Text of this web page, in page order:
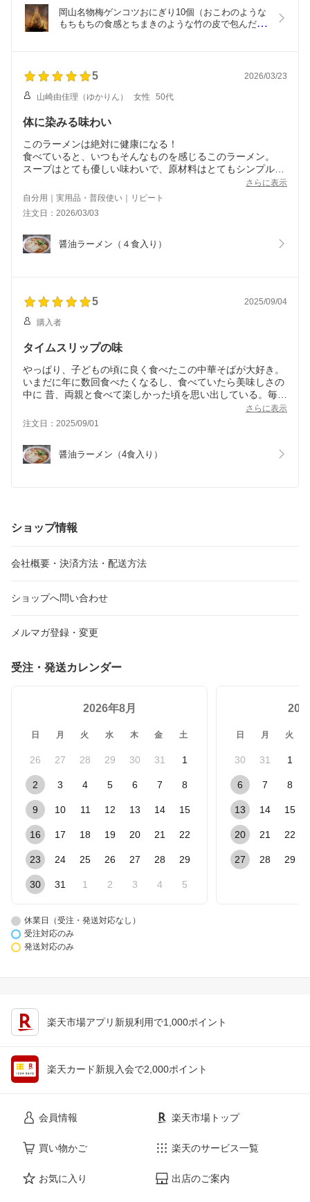
岡山名物梅ゲンコツおにぎり10個（おこわのような
もちもちの食感とちまきのような竹の皮で包んだお
5 2026/03/23
山崎由佳理（ゆかりん） 女性 50代
体に染みる味わい
このラーメンは絶対に健康になる！
食べていると、いつもそんなものを感じるこのラーメン。
スープはとても優しい味わいで、原材料はとてもシンプル。
麺は細麺ながらもしっかりとした噛みごたえのあるもの。ス
ープともよく絡みます。
なかなかない冷蔵発送で、比較的日持ちもするので着いて直
ぐに食べないといけないということもありません。
スープを飲んでも喉が渇かず、塩気自体は軽いものの出汁が
きいていて味わいに広がりや深みがあるために、物足りなさ
さらに表示
自分用｜実用品・普段使い｜リピート
注文日：2026/03/03
醤油ラーメン（４食入り）
5 2025/09/04
購入者
タイムスリップの味
やっぱり、子どもの頃に良く食べたこの中華そばが大好き。
いまだに年に数回食べたくなるし、食べていたら美味しさの
中に 昔、両親と食べて楽しかった頃を思い出している。毎回
あの時のひと時を思い出さてくれてありがたいです。さらに表示
注文日：2025/09/01
醤油ラーメン（4食入り）
ショップ情報
会社概要・決済方法・配送方法
ショップへ問い合わせ
メルマガ登録・変更
受注・発送カレンダー
2026年8月
日 月 火 水 木 金 土
26 27 28 29 30 31 1
2 3 4 5 6 7 8
9 10 11 12 13 14 15
16 17 18 19 20 21 22
23 24 25 26 27 28 29
30 31 1 2 3 4 5
日 月 火
30 31 1
6 7 8
13 14 15
20 21 22
27 28 29
休業日（受注・発送対応なし）
受注対応のみ
発送対応のみ
楽天市場アプリ新規利用で1,000ポイント
楽天カード新規入会で2,000ポイント
会員情報
買い物かご
お気に入り
楽天市場トップ
楽天のサービス一覧
出店のご案内